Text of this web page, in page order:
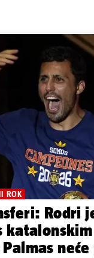
ROK
Rodri